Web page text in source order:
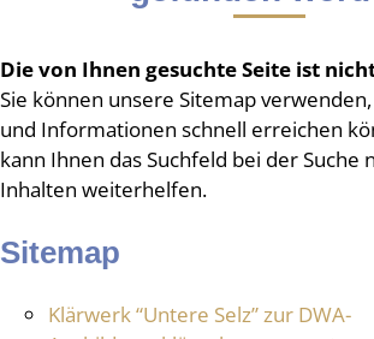
Die von Ihnen gesuchte Seite ist
Sie können unsere Sitemap
und Informationen schnell erreichen
kann Ihnen das Suchfeld bei der Suche
Inhalten weiterhelfen.
Sitemap
Klärwerk “Untere Selz” zur DWA-